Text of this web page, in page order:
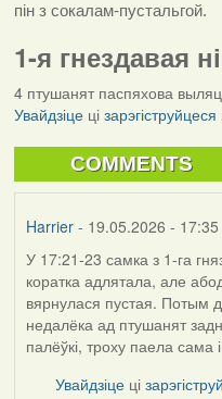
пін з сокалам-пустальгой.
1-я гнездавая
4 птушанят паспяхова
Увайдзіцеці зарэгіструйцеся
COMMENTS
Harrier- 19.05.2026 - 17:35
У 17:21-23 самка з 1-га
коратка адлятала, але
вярнулася пустая. Потым
недалёка ад птушанят
палёўкі, троху паела сама
Увайдзіце ці